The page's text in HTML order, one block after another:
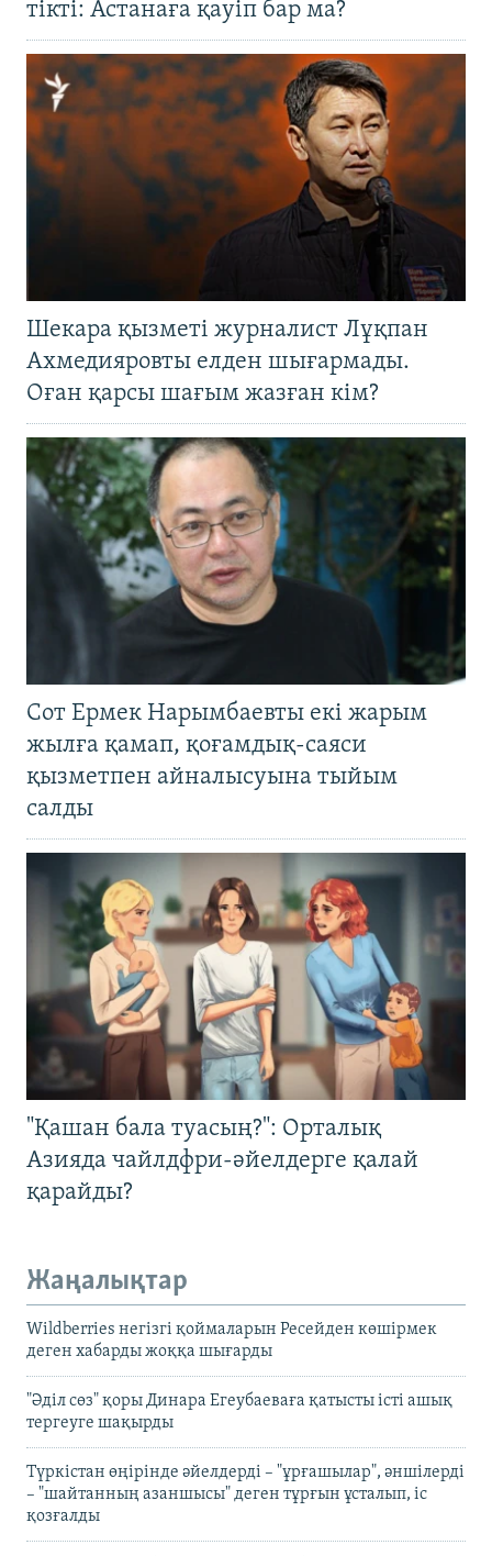
тікті: Астанаға қауіп бар ма?
Шекара қызметі журналист Лұқпан
Ахмедияровты елден шығармады.
Оған қарсы шағым жазған кім?
Сот Ермек Нарымбаевты екі жарым
жылға қамап, қоғамдық-саяси
қызметпен айналысуына тыйым
салды
"Қашан бала туасың?": Орталық
Азияда чайлдфри-әйелдерге қалай
қарайды?
Жаңалықтар
Wildberries негізгі қоймаларын Ресейден көшірмек
деген хабарды жоққа шығарды
"Әділ сөз" қоры Динара Егеубаеваға қатысты істі ашық
тергеуге шақырды
Түркістан өңірінде әйелдерді – "ұрғашылар", әншілерді
– "шайтанның азаншысы" деген тұрғын ұсталып, іс
қозғалды